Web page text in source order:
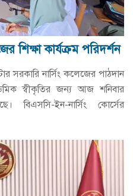
শিক্ষা কার্যক্রম পরিদর্শন
সরকারি নার্সিং কলেজের পাঠদান
স্বীকৃতির জন্য আজ শনিবার
বিএসসি-ইন-নার্সিং কোর্সের